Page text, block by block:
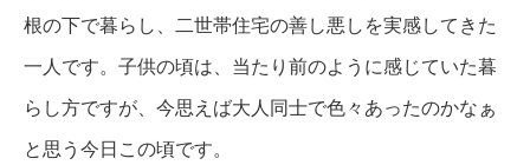
根の下で暮らし、二世帯住宅の善し悪しを実感してきた
一人です。子供の頃は、当たり前のように感じていた暮
らし方ですが、今思えば大人同士で色々あったのかなぁ
と思う今日この頃です。